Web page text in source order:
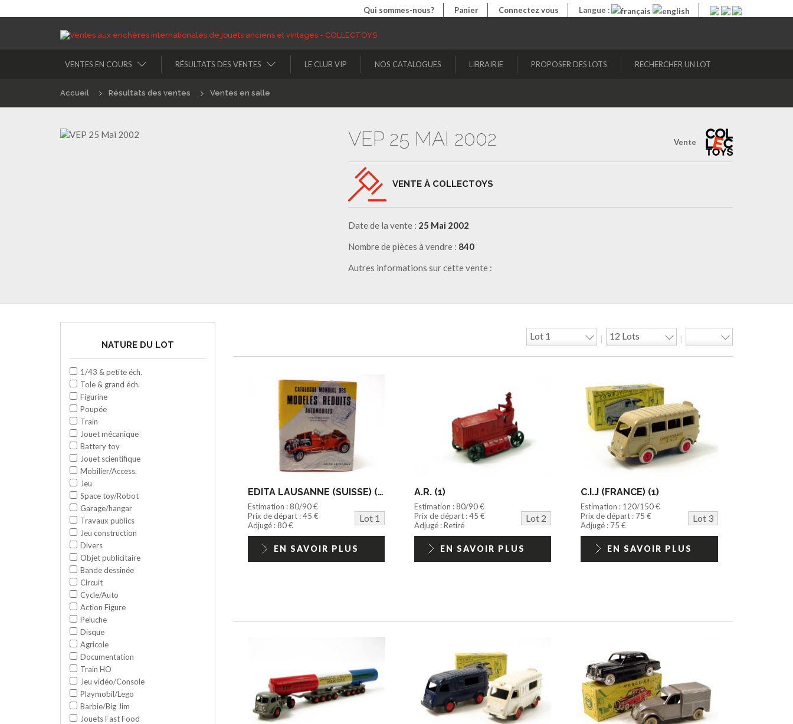
Qui sommes-nous? Panier Connectez vous Langue :
VENTES EN COURS RÉSULTATS DES VENTES LE CLUB VIP NOS CATALOGUES LIBRAIRIE PROPOSER DES LOTS RECHERCHER UN LOT
Accueil Résultats des ventes Ventes en salle
Vente
VEP 25 MAI 2002
VENTE À COLLECTOYS
Date de la vente : 25 Mai 2002
Nombre de pièces à vendre : 840
Autres informations sur cette vente :
NATURE DU LOT
1/43 & petite éch.
Tole & grand éch.
Figurine
Poupée
Train
Jouet mécanique
Battery toy
Jouet scientifique
Mobilier/Access.
Jeu
Space toy/Robot
Garage/hangar
Travaux publics
Jeu construction
Divers
Objet publicitaire
Bande dessinée
Circuit
Cycle/Auto
Action Figure
Peluche
Disque
Agricole
Documentation
Train HO
Jeu vidéo/Console
Playmobil/Lego
Barbie/Big Jim
Jouets Fast Food
EDITA LAUSANNE (SUISSE) (1)
Estimation : 80/90 €
Prix de départ : 45 €
Lot 1
Adjugé : 80 €
EN SAVOIR PLUS
A.R. (1)
Estimation : 80/90 €
Prix de départ : 45 €
Lot 2
Adjugé : Retiré
EN SAVOIR PLUS
C.I.J (FRANCE) (1)
Estimation : 120/150 €
Prix de départ : 75 €
Lot 3
Adjugé : 75 €
EN SAVOIR PLUS